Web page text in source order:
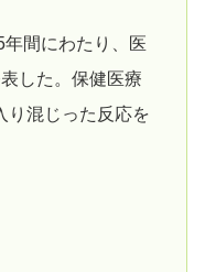
間にわたり、医
した。保健医療
り混じった反応を